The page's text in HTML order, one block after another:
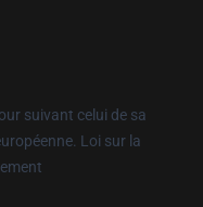
suivant celui de sa
Loi sur la